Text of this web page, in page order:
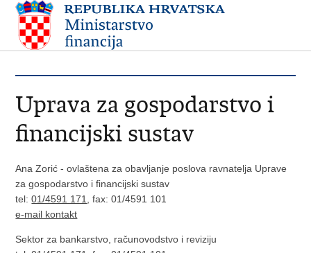
Uprava za gospodarstvo i
financijski sustav
Ana Zorić - ovlaštena za obavljanje poslova ravnatelja Uprave
za gospodarstvo i financijski sustav
tel:01/4591 171
, fax: 01/4591 101
e-mail kontakt
Sektor za bankarstvo, računovodstvo i reviziju